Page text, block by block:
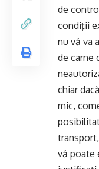
de
condiţii
nu vă va
de carne
chiar
mic,
vă poate